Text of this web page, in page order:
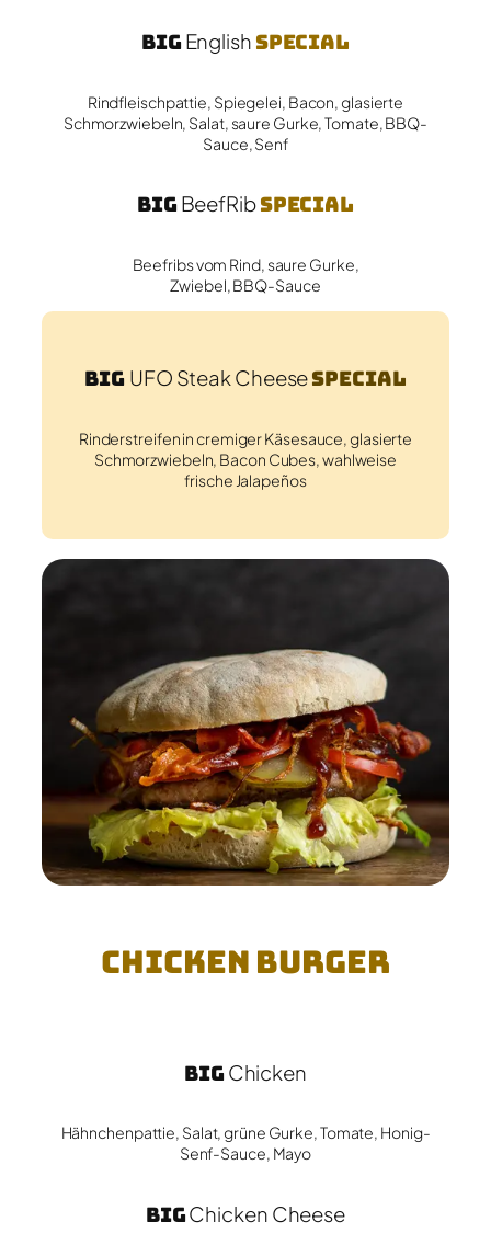
BigEnglish Special
Rindfleischpattie, Spiegelei, Bacon, glasierte
Schmorzwiebeln, Salat, saure Gurke, Tomate, BBQ-
Sauce, Senf
BigBeefRibSpecial
Beefribs vom Rind, saure Gurke,
Zwiebel, BBQ-Sauce
Big UFO Steak CheeseSpecial
Rinderstreifen in cremiger Käsesauce, glasierte
Schmorzwiebeln, Bacon Cubes, wahlweise
frische Jalapeños
Chicken Burger
BigChicken
Hähnchenpattie, Salat, grüne Gurke, Tomate, Honig-
Senf-Sauce, Mayo
BigChicken Cheese